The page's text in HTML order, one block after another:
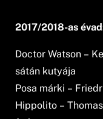
2017/2018-as
Doctor Watson –
sátán kutyája
Posa márki –
Hippolito –